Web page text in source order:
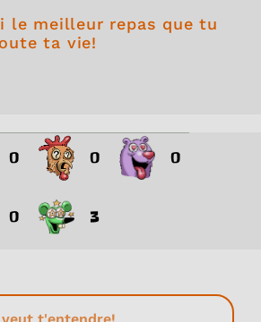
le meilleur repas que tu
ta vie!
0 0 0
0 3